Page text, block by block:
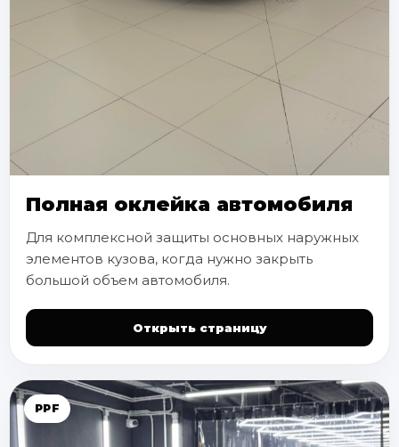
Полная оклейка автомобиля
Для комплексной защиты основных наружных
элементов кузова, когда нужно закрыть
большой объем автомобиля.
Открыть страницу
PPF